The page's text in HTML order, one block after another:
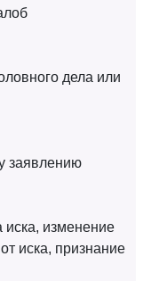
дела или
заявлению
изменение
иска, признание